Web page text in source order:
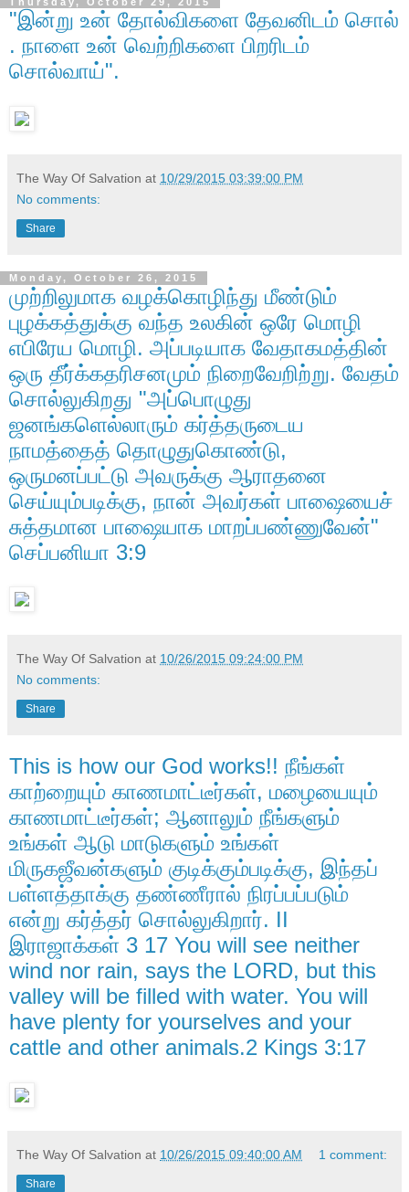
"இன்று உன் தோல்விகளை தேவனிடம் சொல்
. நாளை உன் வெற்றிகளை பிறரிடம்
சொல்வாய்".
The Way Of Salvation at 10/29/2015 03:39:00 PM
No comments:
Share
Monday, October 26, 2015
முற்றிலுமாக வழக்கொழிந்து மீண்டும்
புழக்கத்துக்கு வந்த உலகின் ஒரே மொழி
எபிரேய மொழி. அப்படியாக வேதாகமத்தின்
ஒரு தீர்க்கதரிசனமும் நிறைவேறிற்று. வேதம்
சொல்லுகிறது "அப்பொழுது
ஜனங்களெல்லாரும் கர்த்தருடைய
நாமத்தைத் தொழுதுகொண்டு,
ஒருமனப்பட்டு அவருக்கு ஆராதனை
செய்யும்படிக்கு, நான் அவர்கள் பாஷையைச்
சுத்தமான பாஷையாக மாறப்பண்ணுவேன்"
செப்பனியா 3:9
The Way Of Salvation at 10/26/2015 09:24:00 PM
No comments:
Share
This is how our God works!! நீங்கள்
காற்றையும் காணமாட்டீர்கள், மழையையும்
காணமாட்டீர்கள்; ஆனாலும் நீங்களும்
உங்கள் ஆடு மாடுகளும் உங்கள்
மிருகஜீவன்களும் குடிக்கும்படிக்கு, இந்தப்
பள்ளத்தாக்கு தண்ணீரால் நிரப்பப்படும்
என்று கர்த்தர் சொல்லுகிறார். II
இராஜாக்கள் 3 17 You will see neither
wind nor rain, says the LORD, but this
valley will be filled with water. You will
have plenty for yourselves and your
cattle and other animals.2 Kings 3:17
The Way Of Salvation at 10/26/2015 09:40:00 AM 1 comment:
Share